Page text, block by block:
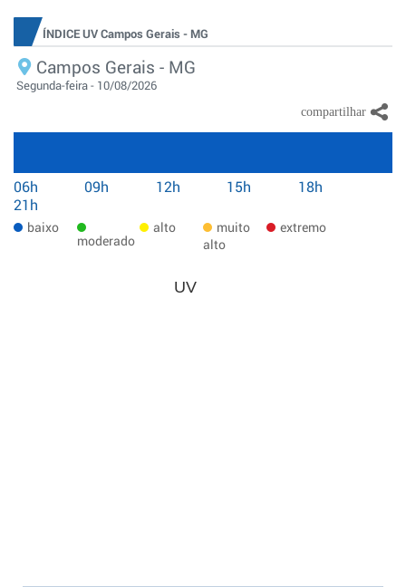
ÍNDICE UV Campos Gerais - MG
Campos Gerais - MG
Segunda-feira - 10/08/2026
06h 09h 12h 15h
18h
21h
baixo
moderado
alto
muito
alto
extremo
UV